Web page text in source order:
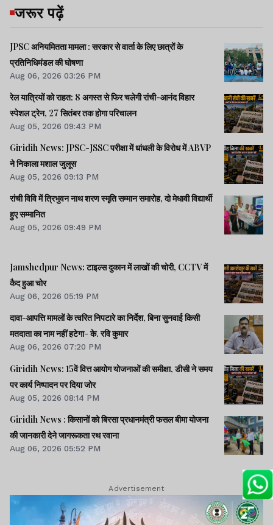
जरूर पढ़ें
JPSC अनियमितता मामला : सरकार से वार्ता के लिए छात्रों के
प्रतिनिधिमंडल की घोषणा
Aug 06, 2026 03:26 PM
रेल यात्रियों को राहत: 8 अगस्त से फिर चलेगी रांची-आनंद विहार
स्पेशल ट्रेन, 27 सितंबर तक होगा परिचालन
Aug 05, 2026 09:43 PM
Giridih News: JPSC-JSSC परीक्षा में धांधली के विरोध में ABVP
ने निकाला मशाल जुलूस
Aug 05, 2026 09:13 PM
रांची विवि में त्रिभुवन नाथ शरण स्मृति सम्मान समारोह, दो मेधावी विद्यार्थी
हुए सम्मानित
Aug 05, 2026 09:49 PM
Jamshedpur News: टाइल्स दुकान में लाखों की चोरी, CCTV में
कैद हुआ चोर
Aug 06, 2026 05:19 PM
दावा-आपत्ति मामलों के त्वरित निपटारे का निर्देश, बिना सुनवाई किसी
मतदाता का नाम नहीं हटेगा- के. रवि कुमार
Aug 06, 2026 07:20 PM
Giridih News: 15वें वित्त आयोग योजनाओं की समीक्षा, डीसी ने समय
पर कार्य निष्पादन पर दिया जोर
Aug 05, 2026 08:14 PM
Giridih News : किसानों को बिरसा प्रधानमंत्री फसल बीमा योजना
की जानकारी देने जागरूकता रथ रवाना
Aug 06, 2026 05:52 PM
Advertisement